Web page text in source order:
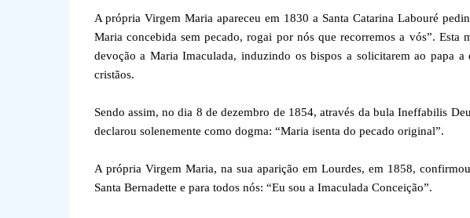
A própria Virgem Maria apareceu em 1830 a Santa Catarina Labouré
Maria concebida sem pecado, rogai por nós que recorremos a vós”.
devoção a Maria Imaculada, induzindo os bispos a solicitarem ao papa
cristãos.
Sendo assim, no dia 8 de dezembro de 1854, através da bula Ineffabilis
declarou solenemente como dogma: “Maria isenta do pecado original”.
A própria Virgem Maria, na sua aparição em Lourdes, em 1858,
Santa Bernadette e para todos nós: “Eu sou a Imaculada Conceição”.